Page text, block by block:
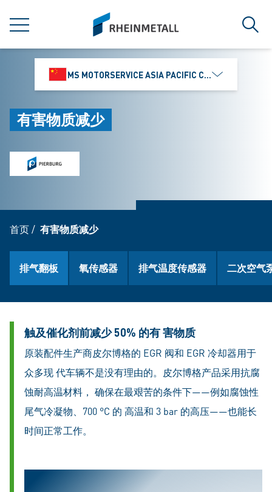
菜单
siteLogo
搜索
MS MOTORSERVICE ASIA PACIFIC CO., LTD.
有害物质减少
首页/ 有害物质减少
排气翻板 氧传感器 排气温度传感器 二次空气
触及催化剂前减少 50% 的有 害物质
原装配件生产商皮尔博格的 EGR 阀和 EGR 冷却器用于
众多现 代车辆不是没有理由的。皮尔博格产品采用抗腐
蚀耐高温材料， 确保在最艰苦的条件下——例如腐蚀性
尾气冷凝物、700 °C 的 高温和 3 bar 的高压——也能长
时间正常工作。